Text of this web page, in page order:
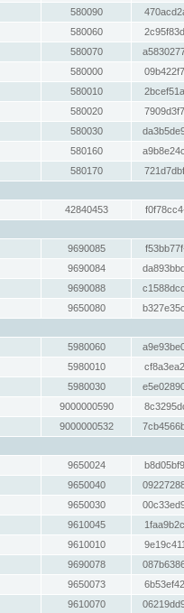
580090
580060
580070
580000
580010
580020
580030
580160
580170
42840453
9690085
9690084
9690088
9650080
5980060
5980010
5980030
9000000590
9000000532
9650024
9650040
9650030
9610045
9610010
9690078
9650073
9610070